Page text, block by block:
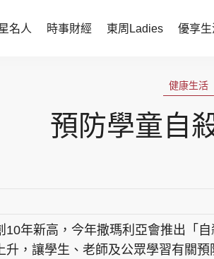
名人 時事財經 東周Ladies 優享生
時事直擊
財經智庫
東
談情
時尚
會員活動 玄
健康生活
預防學童自
10年新高，今年撒瑪利亞會推出「
升，讓學生、老師及公眾學習有關預